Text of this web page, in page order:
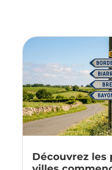
Découvrez les